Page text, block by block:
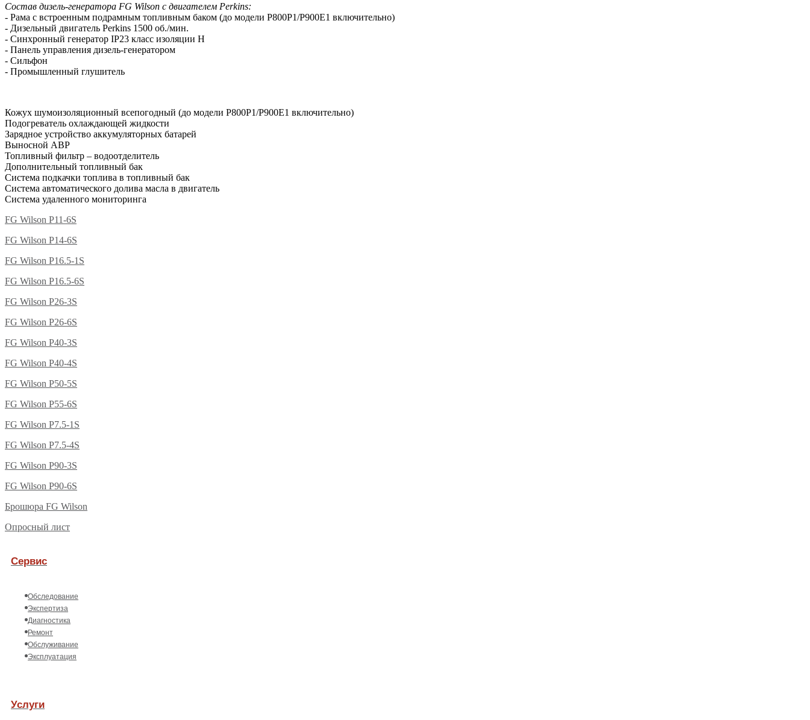
Состав дизель-генератора FG Wilson с двигателем Perkins:
- Рама с встроенным подрамным топливным баком (до модели P800P1/P900E1 включительно)
- Дизельный двигатель Perkins 1500 об./мин.
- Синхронный генератор IP23 класс изоляции H
- Панель управления дизель-генератором
- Сильфон
- Промышленный глушитель
Кожух шумоизоляционный всепогодный (до модели P800P1/P900E1 включительно)
Подогреватель охлаждающей жидкости
Зарядное устройство аккумуляторных батарей
Выносной АВР
Топливный фильтр – водоотделитель
Дополнительный топливный бак
Система подкачки топлива в топливный бак
Система автоматического долива масла в двигатель
Система удаленного мониторинга
FG Wilson P11-6S
FG Wilson P14-6S
FG Wilson P16.5-1S
FG Wilson P16.5-6S
FG Wilson P26-3S
FG Wilson P26-6S
FG Wilson P40-3S
FG Wilson P40-4S
FG Wilson P50-5S
FG Wilson P55-6S
FG Wilson P7.5-1S
FG Wilson P7.5-4S
FG Wilson P90-3S
FG Wilson P90-6S
Брошюра FG Wilson
Опросный лист
Сервис
Обследование
Экспертиза
Диагностика
Ремонт
Обслуживание
Эксплуатация
Услуги